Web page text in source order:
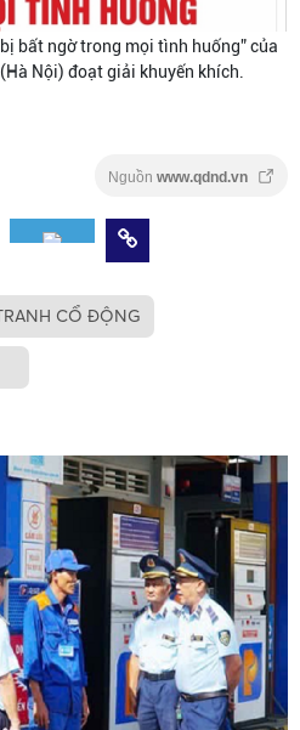
bất ngờ trong mọi tình huống” của
Nội) đoạt giải khuyến khích.
Nguồn www.qdnd.vn
CỔ ĐỘNG